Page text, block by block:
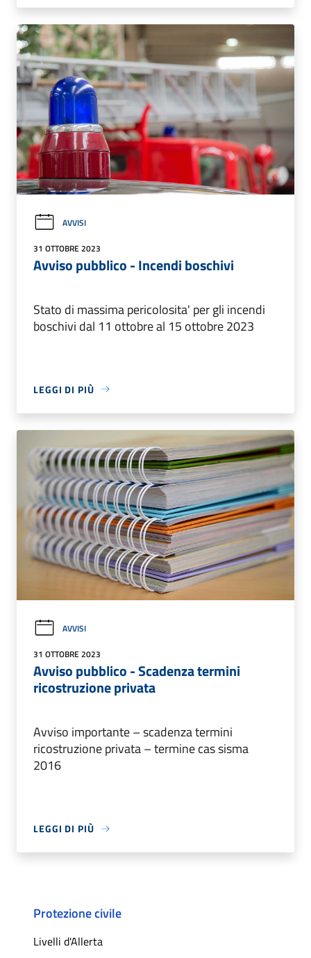
AVVISI
31 OTTOBRE 2023
Avviso pubblico - Incendi boschivi
Stato di massima pericolosita' per gli incendi
boschivi dal 11 ottobre al 15 ottobre 2023
LEGGI DI PIÙ
AVVISI
31 OTTOBRE 2023
Avviso pubblico - Scadenza termini
ricostruzione privata
Avviso importante – scadenza termini
ricostruzione privata – termine cas sisma
2016
LEGGI DI PIÙ
Protezione civile
Livelli d'Allerta